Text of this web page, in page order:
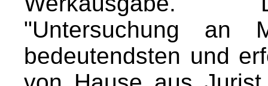
"Untersuchung an
bedeutendsten und